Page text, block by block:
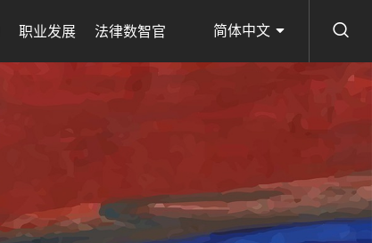
职业发展 法律数智官 简体中文